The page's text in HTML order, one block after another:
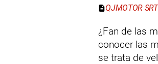
QJMOTOR
¿Fan de las
conocer las
se trata de